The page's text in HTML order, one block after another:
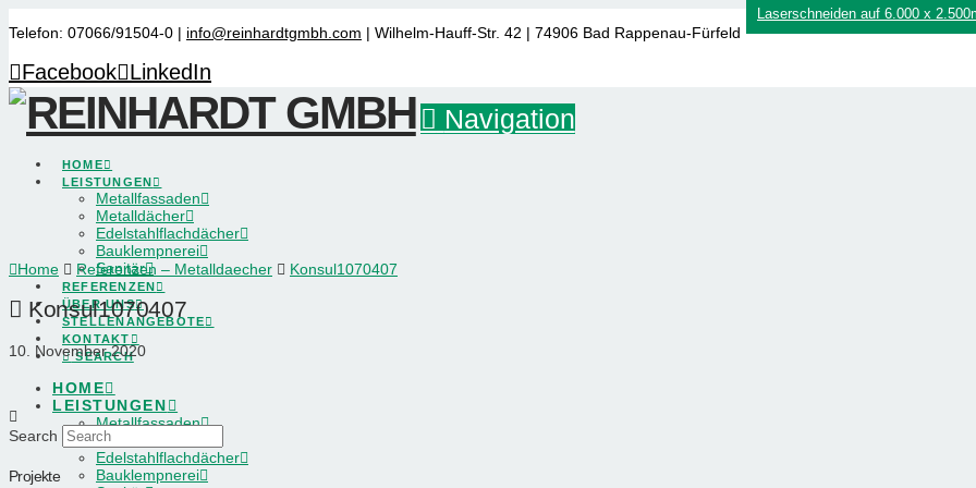
Telefon: 07066/91504-0 | info@reinhardtgmbh.com | Wilhelm-Hauff-Str. 42 | 74906 Bad Rappenau-Fürfeld
Laserschneiden auf 6.000 x
Facebook LinkedIn
Navigation
HOME
LEISTUNGEN
Metallfassaden
Metalldächer
Edelstahlflachdächer
Bauklempnerei
Sanitär
REFERENZEN
ÜBER UNS
STELLENANGEBOTE
KONTAKT
SEARCH
HOME
LEISTUNGEN
Metallfassaden
Metalldächer
Edelstahlflachdächer
Bauklempnerei
Home Referenzen – Metalldaecher Konsul1070407
Konsul1070407
10. November 2020
Search
Projekte